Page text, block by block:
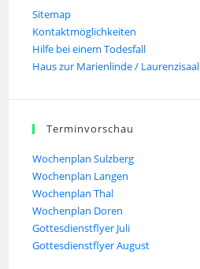
Sitemap
Kontaktmöglichkeiten
Hilfe bei einem Todesfall
Haus zur Marienlinde / Laurenzisaal
Terminvorschau
Wochenplan Sulzberg
Wochenplan Langen
Wochenplan Thal
Wochenplan Doren
Gottesdienstflyer Juli
Gottesdienstflyer August